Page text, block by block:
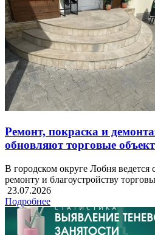
Ремонт, покраска и
обновляют торговые
В городском округе Лобня ведется
ремонту и благоустройству
23.07.2026
Подробнее